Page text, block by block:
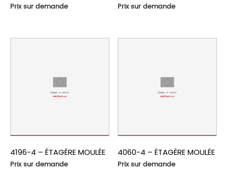
Prix sur demande Prix sur demande
4196-4 – ÉTAGÈRE MOULÉE
Prix sur demande
4060-4 – ÉTAGÈRE MOULÉE
Prix sur demande